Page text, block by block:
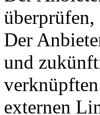
überprüfen,
Der
und
externen